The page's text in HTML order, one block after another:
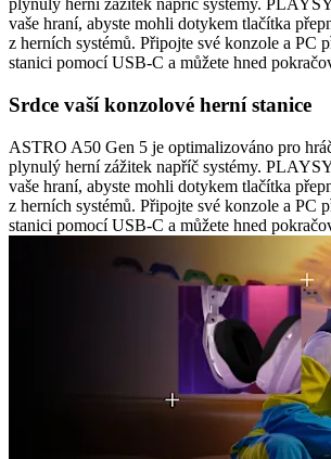
plynulý herní zážitek napříč systémy.
vaše hraní, abyste mohli dotykem tlačítka
z herních systémů. Připojte své konzole a PC
stanici pomocí USB-C a můžete hned
Srdce vaší konzolové herní stanice
ASTRO A50 Gen 5 je optimalizováno pro
plynulý herní zážitek napříč systémy.
vaše hraní, abyste mohli dotykem tlačítka
z herních systémů. Připojte své konzole a PC
stanici pomocí USB-C a můžete hned